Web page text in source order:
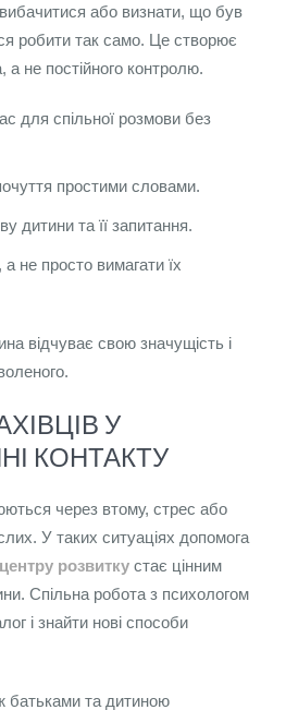
або визнати, що був
робити так само. Це створює
не постійного контролю.
для спільної розмови без
простими словами.
дитини та її запитання.
не просто вимагати їх
відчуває свою значущість і
У
КОНТАКТУ
через втому, стрес або
У таких ситуаціях допомога
розвитку стає цінним
Спільна робота з психологом
і знайти нові способи
батьками та дитиною